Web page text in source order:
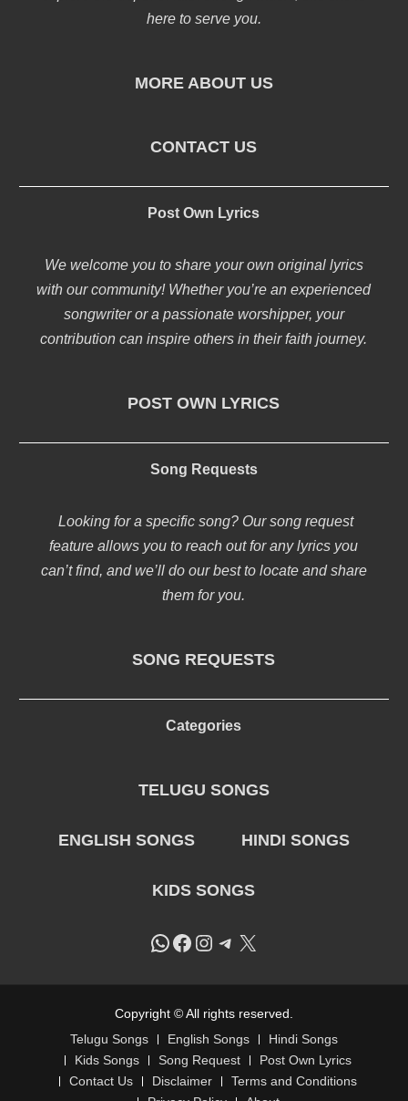
here to serve you.
MORE ABOUT US
CONTACT US
Post Own Lyrics
We welcome you to share your own original lyrics
with our community! Whether you’re an experienced
songwriter or a passionate worshipper, your
contribution can inspire others in their faith journey.
POST OWN LYRICS
Song Requests
Looking for a specific song? Our song request
feature allows you to reach out for any lyrics you
can’t find, and we’ll do our best to locate and share
them for you.
SONG REQUESTS
Categories
TELUGU SONGS
ENGLISH SONGS HINDI SONGS
KIDS SONGS
WhatsApp
Facebook
Instagram
Telegram
X
Copyright © All rights reserved.
Telugu Songs
English Songs
Hindi Songs
Kids Songs
Song Request
Post Own Lyrics
Contact Us
Disclaimer
Terms and Conditions